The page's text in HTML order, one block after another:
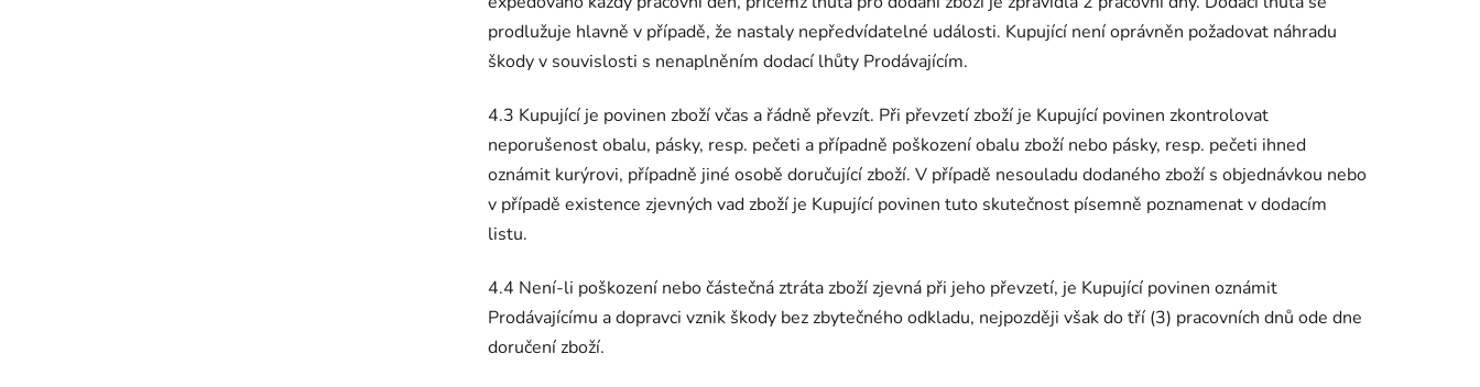
prodlužuje hlavně v případě, že nastaly nepředvídatelné události. Kupující není oprávněn požadovat náhradu
škody v souvislosti s nenaplněním dodací lhůty Prodávajícím.
4.3 Kupující je povinen zboží včas a řádně převzít. Při převzetí zboží je Kupující povinen zkontrolovat
neporušenost obalu, pásky, resp. pečeti a případně poškození obalu zboží nebo pásky, resp. pečeti ihned
oznámit kurýrovi, případně jiné osobě doručující zboží. V případě nesouladu dodaného zboží s objednávkou nebo
v případě existence zjevných vad zboží je Kupující povinen tuto skutečnost písemně poznamenat v dodacím
listu.
4.4 Není-li poškození nebo částečná ztráta zboží zjevná při jeho převzetí, je Kupující povinen oznámit
Prodávajícímu a dopravci vznik škody bez zbytečného odkladu, nejpozději však do tří (3) pracovních dnů ode dne
doručení zboží.